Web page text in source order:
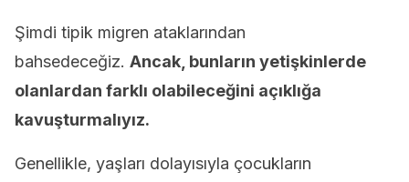
Şimdi tipik migren ataklarından
bahsedeceğiz. Ancak, bunların yetişkinlerde
olanlardan farklı olabileceğini açıklığa
kavuşturmalıyız.
Genellikle, yaşları dolayısıyla çocukların